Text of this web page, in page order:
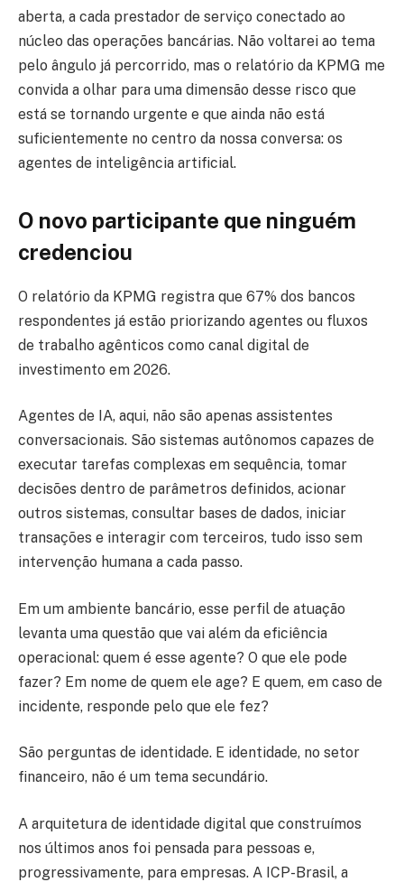
aberta, a cada prestador de serviço conectado ao
núcleo das operações bancárias. Não voltarei ao tema
pelo ângulo já percorrido, mas o relatório da KPMG me
convida a olhar para uma dimensão desse risco que
está se tornando urgente e que ainda não está
suficientemente no centro da nossa conversa: os
agentes de inteligência artificial.
O novo participante que ninguém
credenciou
O relatório da KPMG registra que 67% dos bancos
respondentes já estão priorizando agentes ou fluxos
de trabalho agênticos como canal digital de
investimento em 2026.
Agentes de IA, aqui, não são apenas assistentes
conversacionais. São sistemas autônomos capazes de
executar tarefas complexas em sequência, tomar
decisões dentro de parâmetros definidos, acionar
outros sistemas, consultar bases de dados, iniciar
transações e interagir com terceiros, tudo isso sem
intervenção humana a cada passo.
Em um ambiente bancário, esse perfil de atuação
levanta uma questão que vai além da eficiência
operacional: quem é esse agente? O que ele pode
fazer? Em nome de quem ele age? E quem, em caso de
incidente, responde pelo que ele fez?
São perguntas de identidade. E identidade, no setor
financeiro, não é um tema secundário.
A arquitetura de identidade digital que construímos
nos últimos anos foi pensada para pessoas e,
progressivamente, para empresas. A ICP-Brasil, a